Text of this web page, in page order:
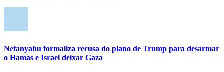
Netanyahu formaliza recusa do plano de Trump para desarmar
o Hamas e Israel deixar Gaza